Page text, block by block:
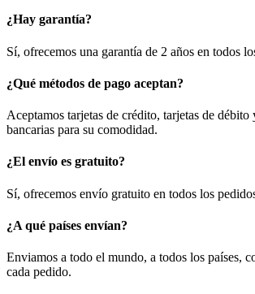
¿Hay garantía?
Sí, ofrecemos una garantía de 2 años en todos
¿Qué métodos de pago aceptan?
Aceptamos tarjetas de crédito, tarjetas de débito
bancarias para su comodidad.
¿El envío es gratuito?
Sí, ofrecemos envío gratuito en todos los
¿A qué países envían?
Enviamos a todo el mundo, a todos los países,
cada pedido.